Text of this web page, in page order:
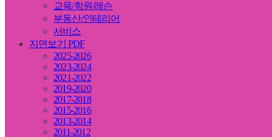
교육/학원/레슨
부동산/인테리어
서비스
지면보기 PDF
2025-2026
2023-2024
2021-2022
2019-2020
2017-2018
2015-2016
2013-2014
2011-2012